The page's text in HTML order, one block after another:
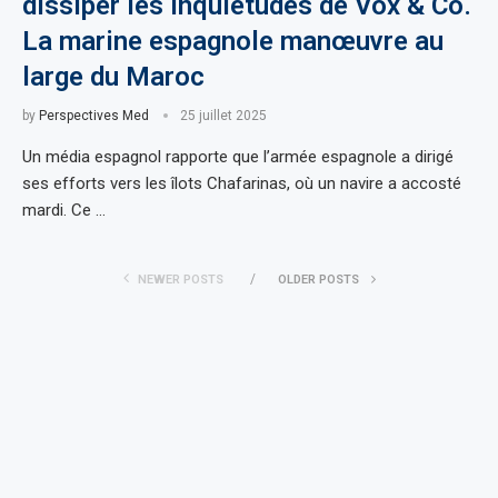
La marine espagnole manœuvre au
large du Maroc
by Perspectives Med 25 juillet 2025
Un média espagnol rapporte que l’armée espagnole a dirigé
ses efforts vers les îlots Chafarinas, où un navire a accosté
mardi. Ce …
NEWER POSTS OLDER POSTS